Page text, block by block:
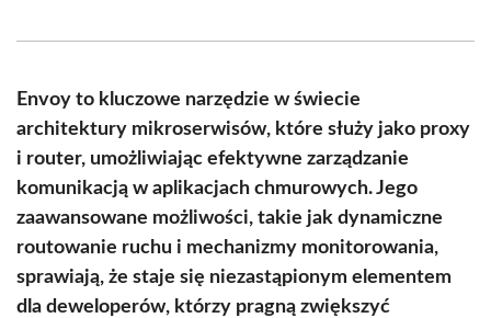
(Twitter)
Envoy to kluczowe narzędzie w świecie
architektury mikroserwisów, które służy jako proxy
i router, umożliwiając efektywne zarządzanie
komunikacją w aplikacjach chmurowych. Jego
zaawansowane możliwości, takie jak dynamiczne
routowanie ruchu i mechanizmy monitorowania,
sprawiają, że staje się niezastąpionym elementem
dla deweloperów, którzy pragną zwiększyć